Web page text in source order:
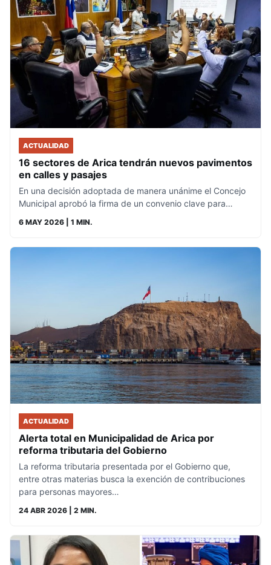
ACTUALIDAD
16 sectores de Arica tendrán nuevos pavimentos
en calles y pasajes
En una decisión adoptada de manera unánime el Concejo
Municipal aprobó la firma de un convenio clave para…
6 MAY 2026 | 1 MIN.
ACTUALIDAD
Alerta total en Municipalidad de Arica por
reforma tributaria del Gobierno
La reforma tributaria presentada por el Gobierno que,
entre otras materias busca la exención de contribuciones
para personas mayores…
24 ABR 2026 | 2 MIN.